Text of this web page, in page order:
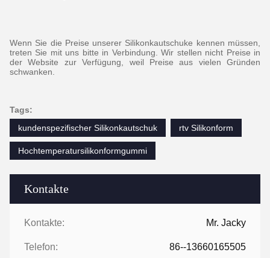
Kontakte
Kontakte: Mr. Jacky
Telefon: 86--13660165505
Wenn Sie die Preise unserer Silikonkautschuke kennen müssen,
treten Sie mit uns bitte in Verbindung. Wir stellen nicht Preise in
der Website zur Verfügung, weil Preise aus vielen Gründen
schwanken.
Tags:
kundenspezifischer Silikonkautschuk
rtv Silikonform
Hochtemperatursilikonformgummi